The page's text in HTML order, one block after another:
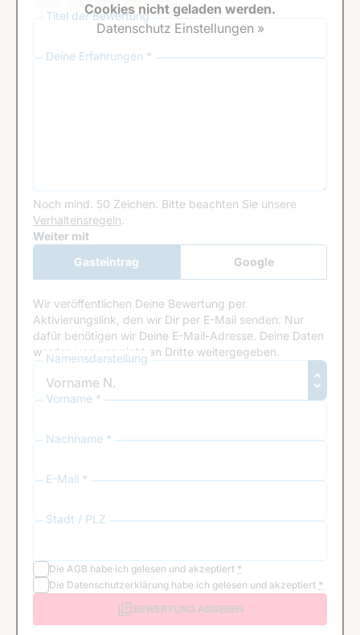
Titel der Bewertung
Deine Erfahrungen *
Noch mind. 50 Zeichen. Bitte beachten Sie unsere
Verhaltensregeln.
Google Recaptcha
Weiter mit
Gasteintrag
Google
Anmeldung
Wir veröffentlichen Deine Bewertung per
Aktivierungslink, den wir Dir per E-Mail senden. Nur
dafür benötigen wir Deine E-Mail-Adresse. Deine Daten
werden von uns nicht an Dritte weitergegeben.
Namensdarstellung
Vorname *
Nachname *
E-Mail *
Stadt / PLZ
Die AGB habe ich gelesen und akzeptiert *
Die Datenschutzerklärung habe ich gelesen und akzeptiert *
BEWERTUNG ABGEBEN
Cookies nicht geladen werden.
Datenschutz Einstellungen »